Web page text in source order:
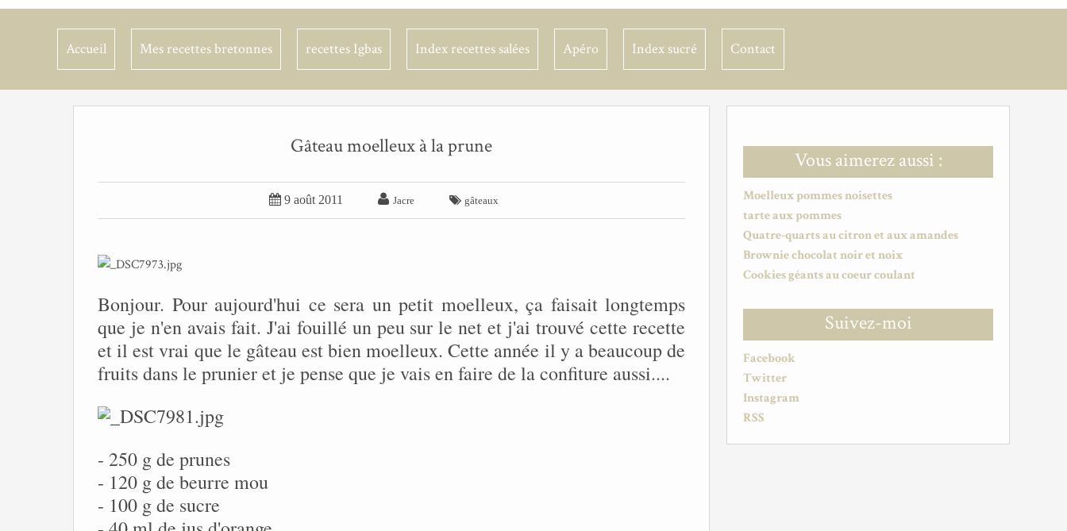
Accueil Mes recettes bretonnes recettes Igbas Index recettes salées Apéro Index sucré Contact
Vous aimerez aussi :
Moelleux pommes noisettes
tarte aux pommes
Quatre-quarts au citron et aux amandes
Brownie chocolat noir et noix
Cookies géants au coeur coulant
Suivez-moi
Facebook
Twitter
Instagram
RSS
Gâteau moelleux à la prune
 9 août 2011  Jacre  gâteaux
Bonjour. Pour aujourd'hui ce sera un petit moelleux, ça faisait longtemps
que je n'en avais fait. J'ai fouillé un peu sur le net et j'ai trouvé cette recette
et il est vrai que le gâteau est bien moelleux. Cette année il y a beaucoup de
fruits dans le prunier et je pense que je vais en faire de la confiture aussi....
- 250 g de prunes
- 120 g de beurre mou
- 100 g de sucre